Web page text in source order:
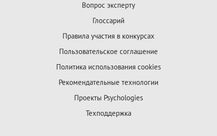
Вопрос эксперту
Глоссарий
Правила участия в конкурсах
Пользовательское соглашение
Политика использования cookies
Рекомендательные технологии
Проекты Psychologies
Техподдержка